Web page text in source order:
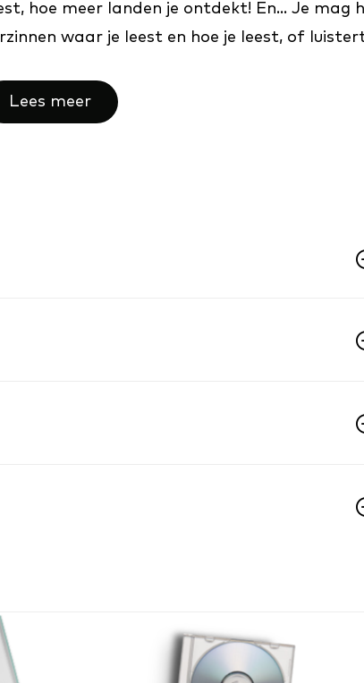
hoe meer landen je ontdekt! En... Je mag
waar je leest en hoe je leest, of
Lees meer